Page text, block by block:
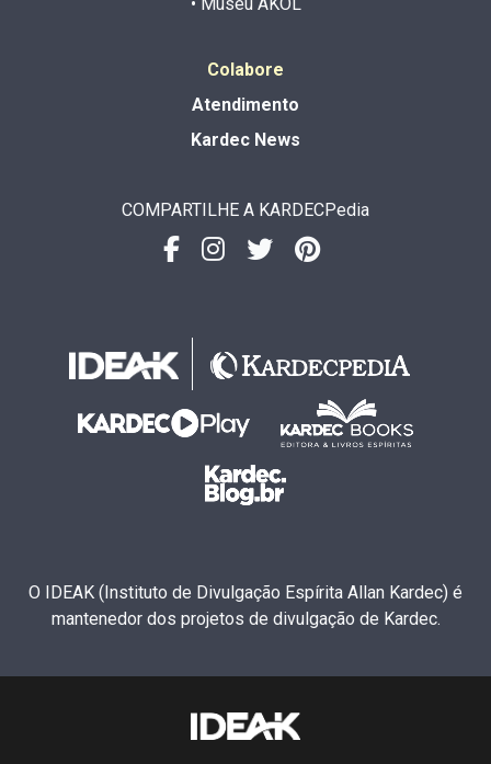
Colabore
Atendimento
Kardec News
COMPARTILHE A KARDECPedia
O IDEAK (Instituto de Divulgação Espírita Allan Kardec) é
mantenedor dos projetos de divulgação de Kardec.